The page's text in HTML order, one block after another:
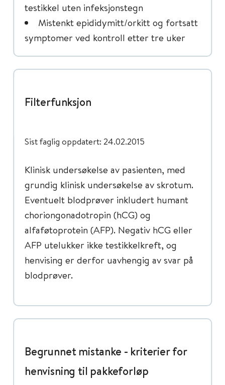
testikkel uten infeksjonstegn
Mistenkt epididymitt/orkitt og fortsatt
symptomer ved kontroll etter tre uker
Filterfunksjon
Sist faglig oppdatert: 24.02.2015
Klinisk undersøkelse av pasienten, med
grundig klinisk undersøkelse av skrotum.
Eventuelt blodprøver inkludert humant
choriongonadotropin (hCG) og
alfaføtoprotein (AFP). Negativ hCG eller
AFP utelukker ikke testikkelkreft, og
henvising er derfor uavhengig av svar på
blodprøver.
Begrunnet mistanke - kriterier for
henvisning til pakkeforløp